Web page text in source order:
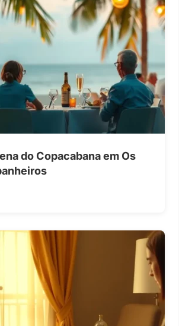
do Copacabana em Os